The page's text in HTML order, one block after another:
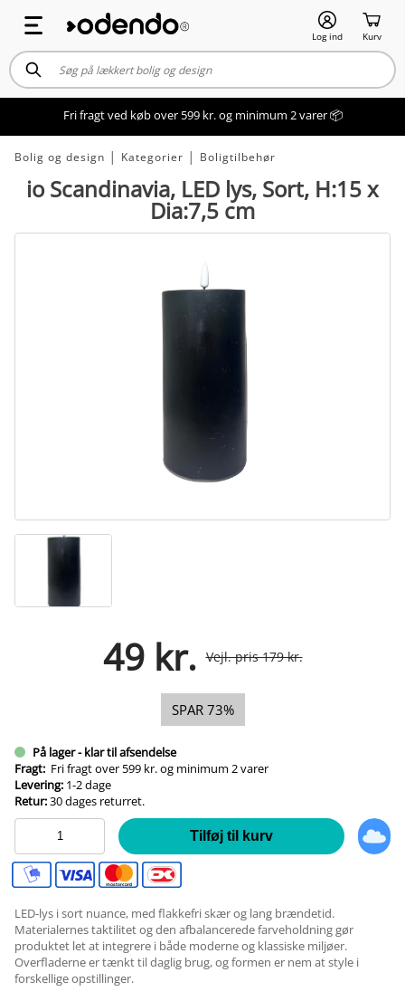
Log ind Kurv
Fri fragt ved køb over 599 kr. og minimum 2 varer 📦
Bolig og design Kategorier Boligtilbehør
io Scandinavia, LED lys, Sort, H:15 x
Dia:7,5 cm
49 kr. Vejl. pris 179 kr.
SPAR 73%
På lager - klar til afsendelse
Fragt: Fri fragt over 599 kr. og minimum 2 varer
Levering: 1-2 dage
Retur:30 dages returret.
Tilføj til kurv
LED-lys i sort nuance, med flakkefri skær og lang brændetid.
Materialernes taktilitet og den afbalancerede farveholdning gør
produktet let at integrere i både moderne og klassiske miljøer.
Overfladerne er tænkt til daglig brug, og formen er nem at style i
forskellige opstillinger.